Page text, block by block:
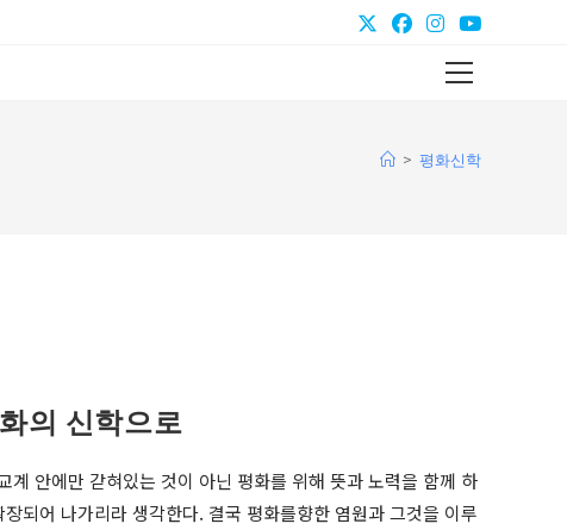
Main
> 평화신학
의 신학으로
계 안에만 갇혀있는 것이 아닌 평화를 위해 뜻과 노력을 함께 하
되어 나가리라 생각한다. 결국 평화를향한 염원과 그것을 이루